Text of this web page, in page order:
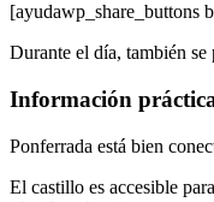
Durante el día, también se
Información
Ponferrada está bien
El castillo es accesible